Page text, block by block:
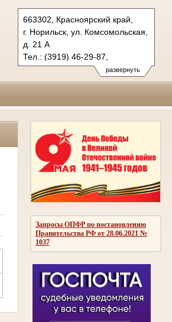
развернуть
663302, Красноярский край,
г. Норильск, ул. Комсомольская,
д. 21 А
Тел.: (3919) 46-29-87,
(3919) 46-44-83
norilsk.krk@sudrf.ru
Запросы ОПФР по постановлению
Правительства РФ от 28.06.2021 №
1037